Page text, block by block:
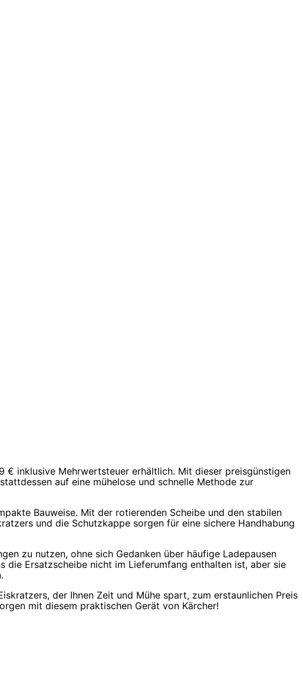
€ inklusive Mehrwertsteuer erhältlich. Mit dieser preisgünstigen
auf eine mühelose und schnelle Methode zur
Bauweise. Mit der rotierenden Scheibe und den stabilen
und die Schutzkappe sorgen für eine sichere Handhabung
zu nutzen, ohne sich Gedanken über häufige Ladepausen
die Ersatzscheibe nicht im Lieferumfang enthalten ist, aber sie
der Ihnen Zeit und Mühe spart, zum erstaunlichen Preis
mit diesem praktischen Gerät von Kärcher!